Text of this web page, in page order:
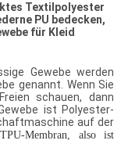
Textilpolyester
PU bedecken,
für Kleid
Gewebe werden
genannt. Wenn Sie
schauen, dann
ist Polyester-
auf der
Membran, also ist